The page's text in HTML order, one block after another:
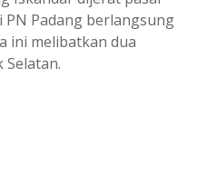
PN Padang berlangsung
ini melibatkan dua